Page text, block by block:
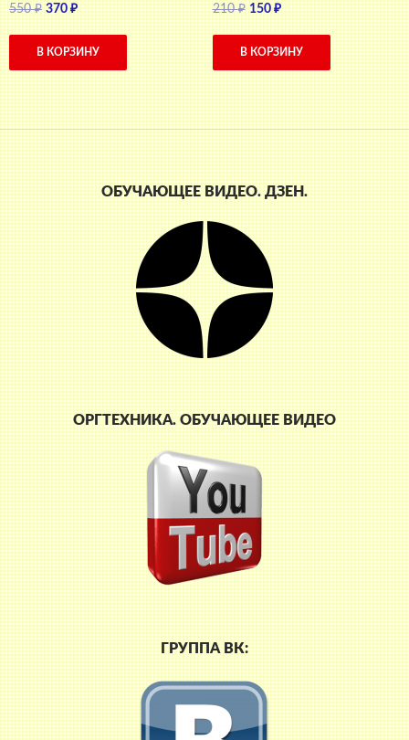
550₽ Первоначальная
цена
составляла
370₽Текущая
цена:
370 ₽.
В КОРЗИНУ
210₽ Первоначальная
цена
составляла
150₽Текущая
цена:
150 ₽.
В КОРЗИНУ
ОБУЧАЮЩЕЕ ВИДЕО. ДЗЕН.
ОРГТЕХНИКА. ОБУЧАЮЩЕЕ ВИДЕО
ГРУППА ВК: